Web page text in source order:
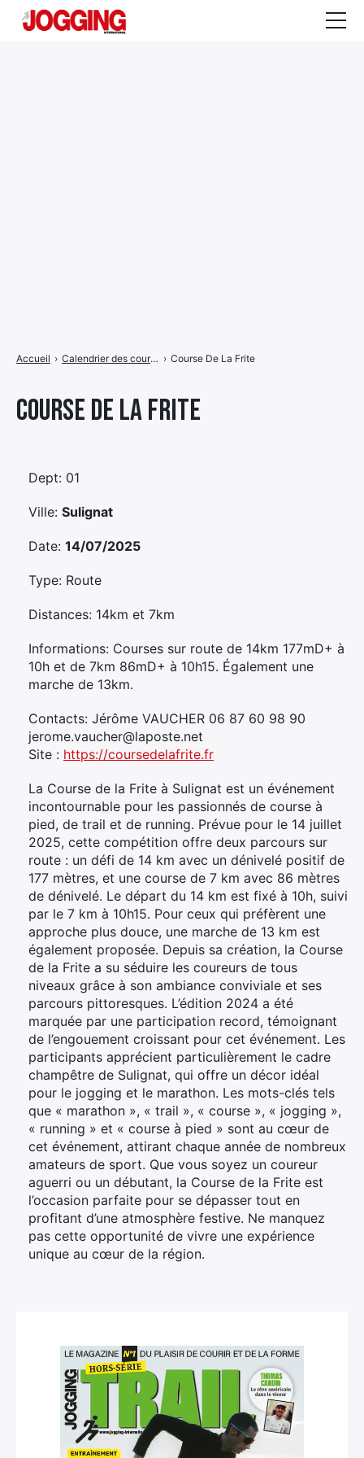
Course De La Frite
Accueil › Calendrier des courses › Course De La Frite
Dept: 01
Ville: Sulignat
Date: 14/07/2025
Type: Route
Distances: 14km et 7km
Informations: Courses sur route de 14km 177mD+ à
10h et de 7km 86mD+ à 10h15. Également une
marche de 13km.
Contacts: Jérôme VAUCHER 06 87 60 98 90
jerome.vaucher@laposte.net
Site : https://coursedelafrite.fr
La Course de la Frite à Sulignat est un événement
incontournable pour les passionnés de course à
pied, de trail et de running. Prévue pour le 14 juillet
2025, cette compétition offre deux parcours sur
route : un défi de 14 km avec un dénivelé positif de
177 mètres, et une course de 7 km avec 86 mètres
de dénivelé. Le départ du 14 km est fixé à 10h, suivi
par le 7 km à 10h15. Pour ceux qui préfèrent une
approche plus douce, une marche de 13 km est
également proposée. Depuis sa création, la Course
de la Frite a su séduire les coureurs de tous
niveaux grâce à son ambiance conviviale et ses
parcours pittoresques. L’édition 2024 a été
marquée par une participation record, témoignant
de l’engouement croissant pour cet événement. Les
participants apprécient particulièrement le cadre
champêtre de Sulignat, qui offre un décor idéal
pour le jogging et le marathon. Les mots-clés tels
que « marathon », « trail », « course », « jogging »,
« running » et « course à pied » sont au cœur de
cet événement, attirant chaque année de nombreux
amateurs de sport. Que vous soyez un coureur
aguerri ou un débutant, la Course de la Frite est
l’occasion parfaite pour se dépasser tout en
profitant d’une atmosphère festive. Ne manquez
pas cette opportunité de vivre une expérience
unique au cœur de la région.
de
Élément